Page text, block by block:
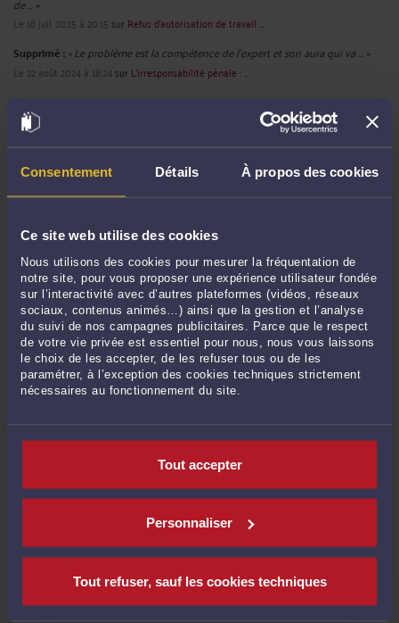
Consentement Détails À propos des cookies
Ce site web utilise des cookies
Nous utilisons des cookies pour mesurer la fréquentation de
notre site, pour vous proposer une expérience utilisateur fondée
sur l’interactivité avec d’autres plateformes (vidéos, réseaux
sociaux, contenus animés…) ainsi que la gestion et l’analyse
du suivi de nos campagnes publicitaires. Parce que le respect
de votre vie privée est essentiel pour nous, nous vous laissons
le choix de les accepter, de les refuser tous ou de les
paramétrer, à l’exception des cookies techniques strictement
nécessaires au fonctionnement du site.
Tout accepter
Personnaliser
Tout refuser, sauf les cookies techniques
de ... »
Le 18 juil. 2025 à 20:15 sur Refus d’autorisation de travail ...
Supprimé :« Le problème est la compétence de l'expert et son aura qui va ... »
Le 22 août 2024 à 18:24 sur L'irresponsabilité pénale : ...
naissance , ... »
Compte supprimé :
« Je suis un enfant mineur de 16 ans et j'ai 10 ans de
Supprimé :« Bonjour maître je veux porté plainte contre le préfet de Angers , est
... »
Le 5 avril 2023 à 13:26 surRefus de visa conjoint de français ...
RECHERCHE
ARCHIVES
Décembre 2021
Septembre 2021